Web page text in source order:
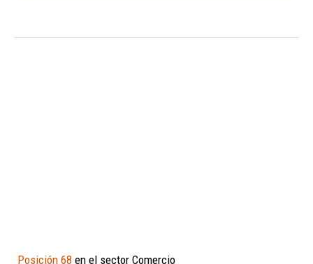
Posición 68 en el sector Comercio